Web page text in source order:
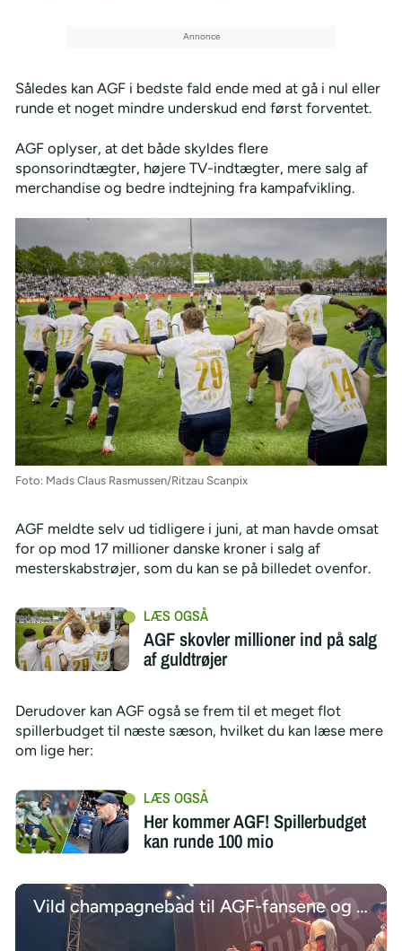
Således kan AGF i bedste fald ende med at gå i nul eller
runde et noget mindre underskud end først forventet.
AGF oplyser, at det både skyldes flere
sponsorindtægter, højere TV-indtægter, mere salg af
merchandise og bedre indtejning fra kampafvikling.
Foto: Mads Claus Rasmussen/Ritzau Scanpix
AGF meldte selv ud tidligere i juni, at man havde omsat
for op mod 17 millioner danske kroner i salg af
mesterskabstrøjer, som du kan se på billedet ovenfor.
AGF skovler millioner ind på salg
af guldtrøjer
Derudover kan AGF også se frem til et meget flot
spillerbudget til næste sæson, hvilket du kan læse mere
om lige her:
Her kommer AGF! Spillerbudget
kan runde 100 mio
Vild champagnebad til AGF-fansene og pressefolk